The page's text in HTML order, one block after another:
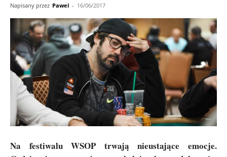
Napisany przez Pawel - 16/06/2017
Na festiwalu WSOP trwają nieustające emocje.